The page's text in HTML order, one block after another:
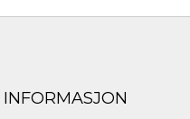
INFORMASJON